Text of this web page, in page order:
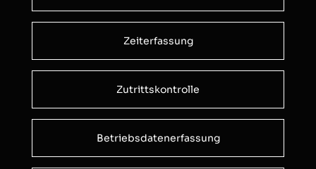
Zeiterfassung
Zutrittskontrolle
Betriebsdatenerfassung